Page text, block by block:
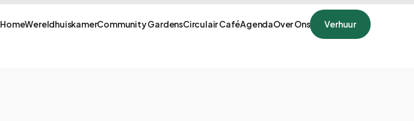
HomeWereldhuiskamerCommunity GardensCirculair CaféAgendaOver Ons Verhuur